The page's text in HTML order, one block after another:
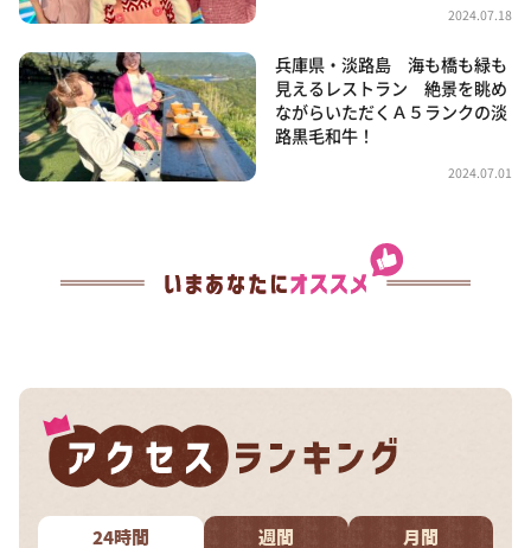
2024.07.18
兵庫県・淡路島 海も橋も緑も
見えるレストラン 絶景を眺め
ながらいただくＡ５ランクの淡
路黒毛和牛！
2024.07.01
24時間 週間 月間